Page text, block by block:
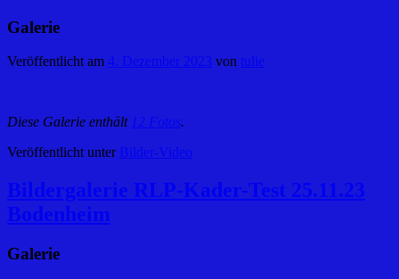
Galerie
Veröffentlicht am 4. Dezember 2023 von tulie
Diese Galerie enthält 12 Fotos.
Veröffentlicht unter Bilder-Video
Bildergalerie RLP-Kader-Test 25.11.23
Bodenheim
Galerie